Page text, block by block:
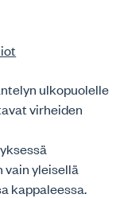
ulkopuolelle
virheiden
yleisellä
kappaleessa.